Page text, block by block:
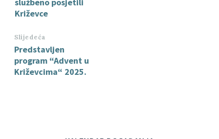
službeno posjetili
Križevce
Slijedeća
Predstavljen
program “Advent u
Križevcima“ 2025.